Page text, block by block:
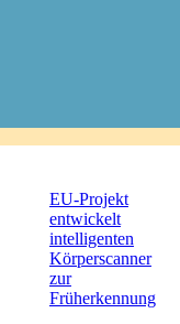
EU-Projekt
entwickelt
intelligenten
Körperscanner
zur
Früherkennung